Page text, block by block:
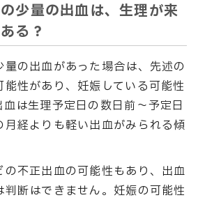
少量の出血は、生理が来
る？
の出血があった場合は、先述の
能性があり、妊娠している可能性
は生理予定日の数日前〜予定日
経よりも軽い出血がみられる傾
不正出血の可能性もあり、出血
断はできません。妊娠の可能性